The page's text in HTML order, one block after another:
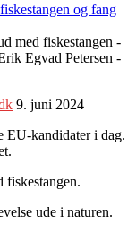
og fang
med fiskestangen -
Egvad Petersen -
9. juni 2024
EU-kandidater i dag.
fiskestangen.
ude i naturen.